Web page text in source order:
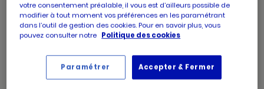
d'aujourd'hui
d'ouverture
d'aujourd'hui
Horaires
d'ouverture
d'aujourd'hui
Jeudi 09:00-20:00
Horaires
d'ouverture
Vendredi 09:00 -20:00
Horaires
d'aujourd'hui
Samedi
d'ouverture
d'aujourd'hui
Horaires
d'ouverture
Vendredi 09:00 -20:00
votre consentement préalable, il vous est d’ailleurs possible de
modifier à tout moment vos préférences en les paramétrant
dans l’outil de gestion des cookies. Pour en savoir plus, vous
pouvez consulter notre Politique des cookies
Accepter & Fermer
Paramétrer